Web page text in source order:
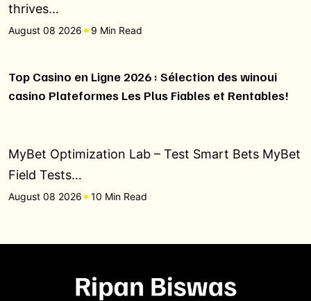
thrives…
August 08 2026 9 Min Read
Top Casino en Ligne 2026 : Sélection des winoui
casino Plateformes Les Plus Fiables et Rentables!
MyBet Optimization Lab – Test Smart Bets MyBet
Field Tests…
August 08 2026 10 Min Read